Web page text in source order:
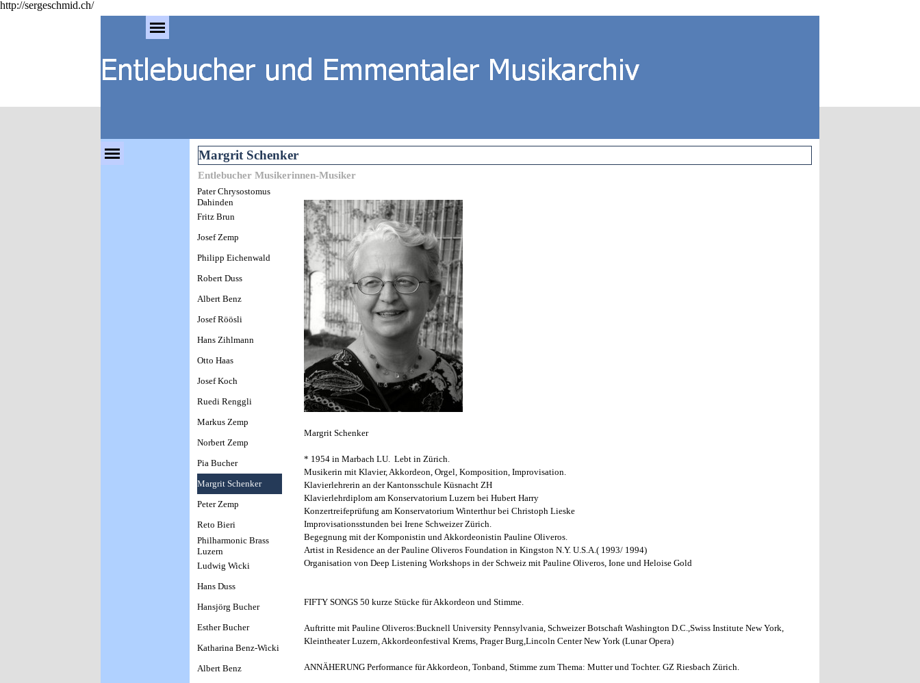
http://sergeschmid.ch/
Direkt zum Seiteninhalt
Menü überspringen
Menü überspringen
Margrit Schenker
Entlebucher Musikerinnen-Musiker
Pater Chrysostomus
Dahinden
Fritz Brun
Josef Zemp
Philipp Eichenwald
Robert Duss
Albert Benz
Josef Röösli
Hans Zihlmann
Otto Haas
Josef Koch
Ruedi Renggli
Markus Zemp
Norbert Zemp
Pia Bucher
Margrit Schenker
Peter Zemp
Reto Bieri
Philharmonic Brass
Luzern
Ludwig Wicki
Hans Duss
Hansjörg Bucher
Esther Bucher
Katharina Benz-Wicki
Albert Benz
Margrit Schenker
* 1954 in Marbach LU. Lebt in Zürich.
Musikerin mit Klavier, Akkordeon, Orgel, Komposition, Improvisation.
Klavierlehrerin an der Kantonsschule Küsnacht ZH
Klavierlehrdiplom am Konservatorium Luzern bei Hubert Harry
Konzertreifeprüfung am Konservatorium Winterthur bei Christoph Lieske
Improvisationsstunden bei Irene Schweizer Zürich.
Begegnung mit der Komponistin und Akkordeonistin Pauline Oliveros.
Artist in Residence an der Pauline Oliveros Foundation in Kingston N.Y. U.S.A.( 1993/ 1994)
Organisation von Deep Listening Workshops in der Schweiz mit Pauline Oliveros, Ione und Heloise Gold
FIFTY SONGS 50 kurze Stücke für Akkordeon und Stimme.
Auftritte mit Pauline Oliveros:Bucknell University Pennsylvania, Schweizer Botschaft Washington D.C.,Swiss Institute New York,
Kleintheater Luzern, Akkordeonfestival Krems, Prager Burg,Lincoln Center New York (Lunar Opera)
ANNÄHERUNG Performance für Akkordeon, Tonband, Stimme zum Thema: Mutter und Tochter. GZ Riesbach Zürich.